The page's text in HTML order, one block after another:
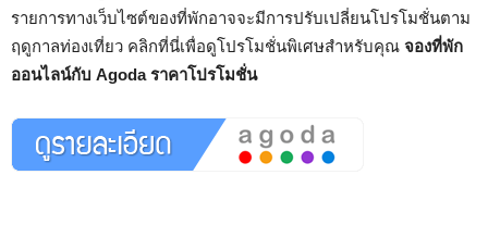
รายการทางเว็บไซต์ของที่พักอาจจะมีการปรับเปลี่ยนโปรโมชั่นตาม
ฤดูกาลท่องเที่ยว คลิกที่นี่เพื่อดูโปรโมชั่นพิเศษสำหรับคุณ จองที่พัก
ออนไลน์กับ Agoda ราคาโปรโมชั่น